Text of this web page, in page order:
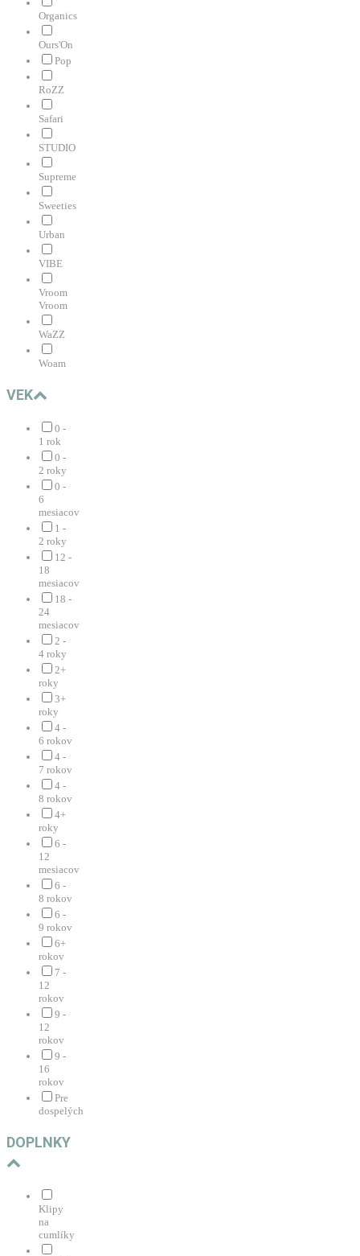
Organics
Ours'On
Pop
RoZZ
Safari
STUDIO
Supreme
Sweeties
Urban
VIBE
Vroom
Vroom
WaZZ
Woam
VEK
0 -
1 rok
0 -
2 roky
0 -
6
mesiacov
1 -
2 roky
12 -
18
mesiacov
18 -
24
mesiacov
2 -
4 roky
2+
roky
3+
roky
4 -
6 rokov
4 -
7 rokov
4 -
8 rokov
4+
roky
6 -
12
mesiacov
6 -
8 rokov
6 -
9 rokov
6+
rokov
7 -
12
rokov
9 -
12
rokov
9 -
16
rokov
Pre
dospelých
DOPLNKY
Klipy
na
cumlíky